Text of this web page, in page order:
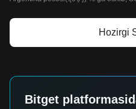
Hozirgi
Bitget